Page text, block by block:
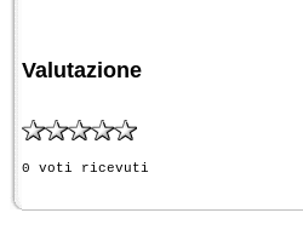
Valutazione
0 voti ricevuti